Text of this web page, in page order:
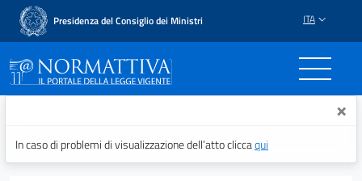
Presidenza del Consiglio dei Ministri ITA
Normattiva - Il portale ×
In caso di problemi di visualizzazione dell’atto cliccaqui